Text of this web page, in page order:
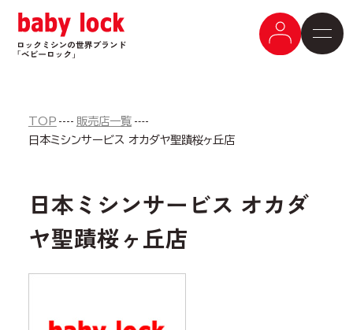
TOP
販売店一覧
日本ミシンサービス オカダヤ聖蹟桜ヶ丘店
日本ミシンサービス オカダ
ヤ聖蹟桜ヶ丘店